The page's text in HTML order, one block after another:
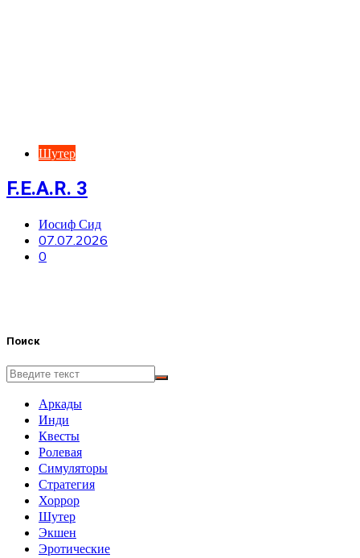
Шутер
F.E.A.R. 3
Иосиф Сид
07.07.2026
0
Поиск
Аркады
Инди
Квесты
Ролевая
Симуляторы
Стратегия
Хоррор
Шутер
Экшен
Эротические